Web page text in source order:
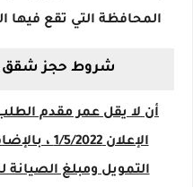
المحافظة التي تقع فيها
شروط حجز شقق
الإعلان 1/
التمويل ومبلغ الصيانة